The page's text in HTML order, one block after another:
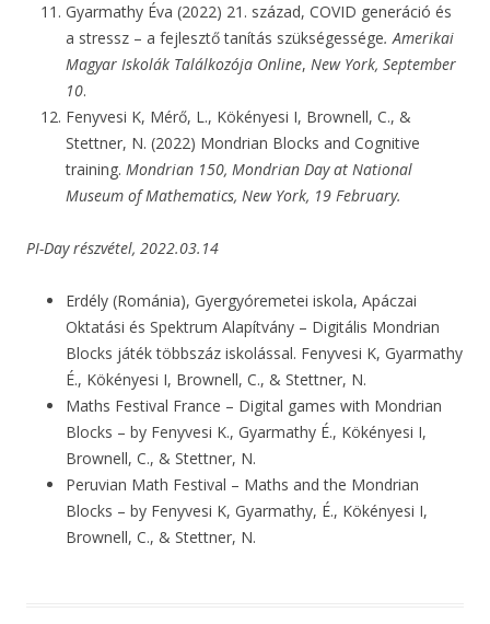
Gyarmathy Éva (2022) 21. század, COVID generáció és
a stressz – a fejlesztő tanítás szükségessége. Amerikai
Magyar Iskolák Találkozója Online, New York, September
10.
Fenyvesi K, Mérő, L., Kökényesi I, Brownell, C., &
Stettner, N. (2022) Mondrian Blocks and Cognitive
training. Mondrian 150, Mondrian Day at National
Museum of Mathematics, New York, 19 February.
PI-Day részvétel, 2022.03.14
Erdély (Románia), Gyergyóremetei iskola, Apáczai
Oktatási és Spektrum Alapítvány – Digitális Mondrian
Blocks játék többszáz iskolással. Fenyvesi K, Gyarmathy
É., Kökényesi I, Brownell, C., & Stettner, N.
Maths Festival France – Digital games with Mondrian
Blocks – by Fenyvesi K., Gyarmathy É., Kökényesi I,
Brownell, C., & Stettner, N.
Peruvian Math Festival – Maths and the Mondrian
Blocks – by Fenyvesi K, Gyarmathy, É., Kökényesi I,
Brownell, C., & Stettner, N.